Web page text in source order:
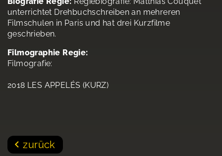
unterrichtet Drehbuchschreiben an mehreren
Filmschulen in Paris und hat drei Kurzfilme
geschrieben.
Filmographie Regie:
Filmografie:
2018 LES APPELÉS (KURZ)
zurück